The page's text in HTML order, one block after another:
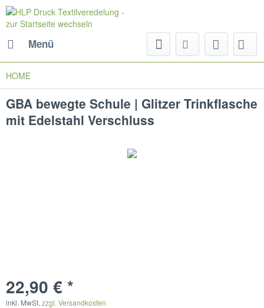
Menü
HOME
GBA bewegte Schule | Glitzer Trinkflasche
mit Edelstahl Verschluss
22,90 € *
inkl. MwSt. zzgl. Versandkosten